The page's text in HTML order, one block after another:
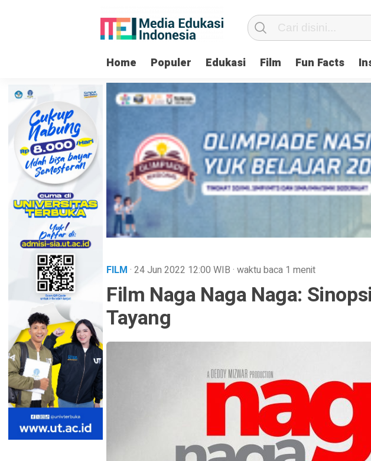
Home Populer Edukasi Film Fun Facts
FILM · 24 Jun 2022 12:00 WIB · waktu baca 1 menit
Film Naga Naga Naga:
Tayang